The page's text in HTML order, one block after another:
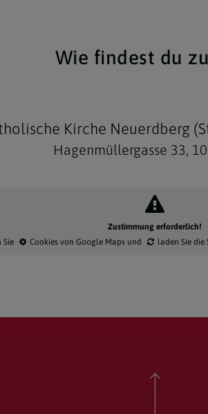
Wie findest du
Kirche Neuerdberg
Hagenmüllergasse 33,
Zustimmung erforderlich!
Sie
Cookies von Google Mapsund laden Sie die